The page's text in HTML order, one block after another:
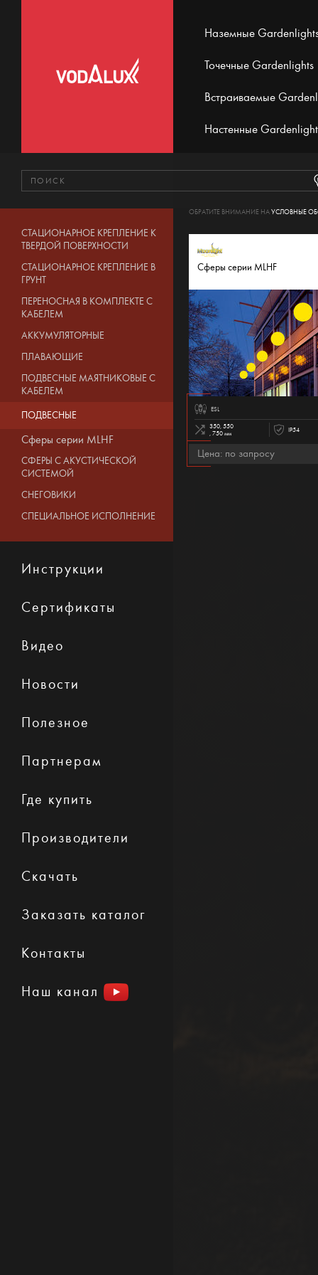
Наземные
Точечные Gardenlights
Встраиваемые
Настенные
ОБРАТИТЕ ВНИМАНИЕ НАУСЛОВНЫЕ
Сферы серии MLHF
ESL
350, 550
, 750 мм
IP54
Цена: по запросу
СТАЦИОНАРНОЕ КРЕПЛЕНИЕ К
ТВЕРДОЙ ПОВЕРХНОСТИ
СТАЦИОНАРНОЕ КРЕПЛЕНИЕ В
ГРУНТ
ПЕРЕНОСНАЯ В КОМПЛЕКТЕ С
КАБЕЛЕМ
АККУМУЛЯТОРНЫЕ
ПЛАВАЮЩИЕ
ПОДВЕСНЫЕ МАЯТНИКОВЫЕ С
КАБЕЛЕМ
ПОДВЕСНЫЕ
Сферы серии MLHF
СФЕРЫ С АКУСТИЧЕСКОЙ
СИСТЕМОЙ
СНЕГОВИКИ
СПЕЦИАЛЬНОЕ ИСПОЛНЕНИЕ
Инструкции
Сертификаты
Видео
Новости
Полезное
Партнерам
Где купить
Производители
Скачать
Заказать каталог
Контакты
Наш канал